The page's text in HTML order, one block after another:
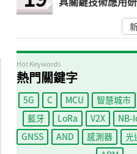
Hot Keywords
熱門關鍵字
5G C MCU 智慧城市
藍牙
LoRa V2X NB-
GNSS
AND 感測器 光